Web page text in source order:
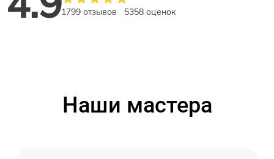
1799 отзывов 5358 оценок
Наши мастера